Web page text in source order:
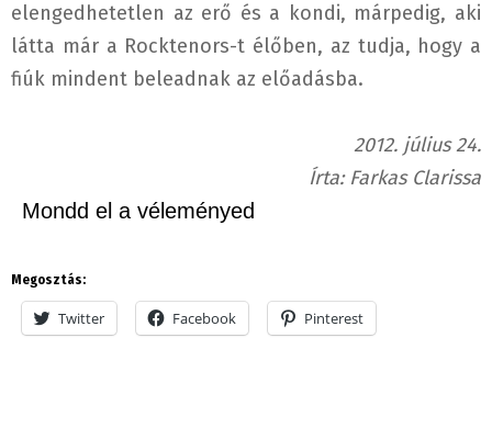
elengedhetetlen az erő és a kondi, márpedig, aki
látta már a Rocktenors-t élőben, az tudja, hogy a
fiúk mindent beleadnak az előadásba.
2012. július 24.
Írta: Farkas Clarissa
Mondd el a véleményed
Megosztás:
Twitter Facebook Pinterest